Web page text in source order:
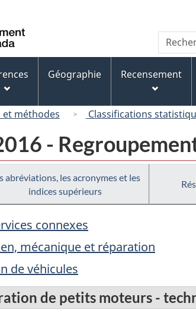
au
contenu
principal
« À
propos
de
ce
version
HTML
simplifiée
Canada
dans
Canada
Géographie Recensement
et méthodes Classifications
-
abréviations, les acronymes et les
indices supérieurs
connexes
mécanique et réparation
de véhicules
de petits moteurs -